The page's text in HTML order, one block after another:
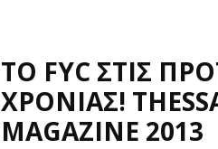
ΤΟ FYC ΣΤΙΣ
ΧΡΟΝΙΑΣ!
MAGAZINE 2013